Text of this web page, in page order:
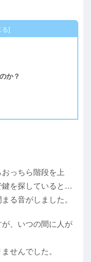
か？
っちら階段を上
鍵を探していると…
る音がしました。
、いつの間に人が
せんでした。